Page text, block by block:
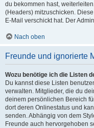
du bekommen hast,
(Headers) mitzuschicken.
E-Mail verschickt hat. Der
Nach oben
Freunde und ignorierte
Wozu benötige ich die Listen
Du kannst diese Listen
verwalten. Mitglieder, die du
deinem persönlichen Bereich
dort deren Onlinestatus und
senden. Abhängig von dem
Freunde auch hervorgehoben